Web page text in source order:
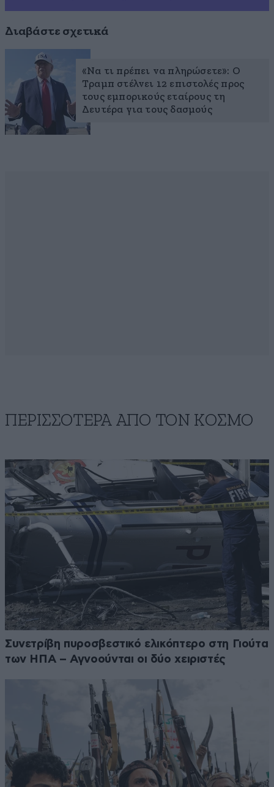
Διαβάστε σχετικά
«Να τι πρέπει να πληρώσετε»: Ο
Τραμπ στέλνει 12 επιστολές προς
τους εμπορικούς εταίρους τη
Δευτέρα για τους δασμούς
ΠΕΡΙΣΣΟΤΕΡΑ ΑΠΟ ΤΟΝ ΚΟΣΜΟ
Συνετρίβη πυροσβεστικό ελικόπτερο στη Γιούτα
των ΗΠΑ – Αγνοούνται οι δύο χειριστές